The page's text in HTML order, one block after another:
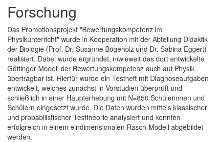
Forschung
Das Promotionsprojekt "Bewertungskompetenz im
Physikunterricht" wurde in Kooperation mit der Abteilung Didaktik
der Biologie (Prof. Dr. Susanne Bögeholz und Dr. Sabina Eggert)
realisiert. Dabei wurde ergründet, inwieweit das dort entwickelte
Göttinger Modell der Bewertungskompetenz auch auf Physik
übertragbar ist. Hierfür wurde ein Testheft mit Diagnoseaufgaben
entwickelt, welches zunächst in Vorstudien überprüft und
schließlich in einer Haupterhebung mit N=850 Schülerinnen und
Schülern eingesetzt wurde. Die Daten wurden mittels klassischer
und probabilistischer Testtheorie analysiert und konnten
erfolgreich in einem eindimensionalen Rasch-Modell abgebildet
werden.